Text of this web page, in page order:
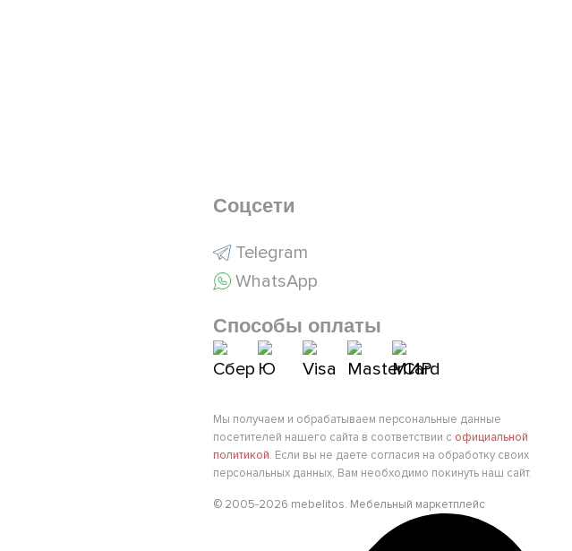
Соцсети
Telegram
WhatsApp
Способы оплаты
Мы получаем и обрабатываем персональные данные
посетителей нашего сайта в соответствии с официальной
политикой. Если вы не даете согласия на обработку своих
персональных данных, Вам необходимо покинуть наш сайт.
© 2005-2026 mebelitos. Мебельный маркетплейс